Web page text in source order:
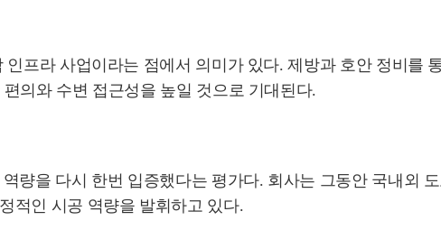
프라 사업이라는 점에서 의미가 있다. 제방과 호안 정비를
의와 수변 접근성을 높일 것으로 기대된다.
량을 다시 한번 입증했다는 평가다. 회사는 그동안 국내외
적인 시공 역량을 발휘하고 있다.